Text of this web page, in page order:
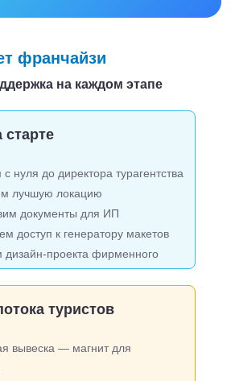
туристов
на каждом этапе
франчайзи
нуля до директора турагентства
лучшую локацию
документы для ИП
доступ к генератору макетов
проекта фирменного
вывеска — магнит для